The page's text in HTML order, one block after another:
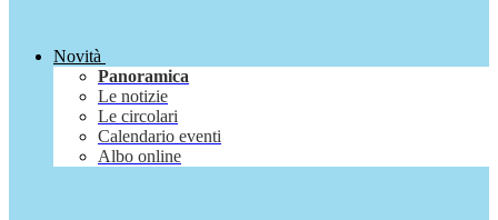
Novità
Panoramica
Le notizie
Le circolari
Calendario eventi
Albo online